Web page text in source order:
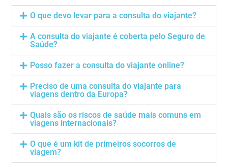
O que devo levar para a consulta do viajante?
A consulta do viajante é coberta pelo Seguro de
Saúde?
Posso fazer a consulta do viajante online?
Preciso de uma consulta do viajante para
viagens dentro da Europa?
Quais são os riscos de saúde mais comuns em
viagens internacionais?
O que é um kit de primeiros socorros de
viagem?